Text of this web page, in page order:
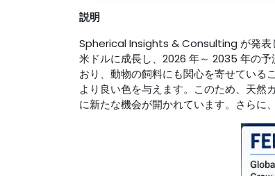
説明
Spherical Insights & Consulting が発表
米ドルに成長し、2026 年～ 2035 年の
おり、動物の飼料にも関心を寄せている
より良い色を与えます。このため、天然
に新たな機会が開かれています。さらに